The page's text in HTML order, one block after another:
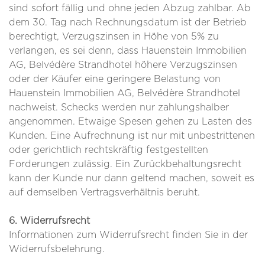
sind sofort fällig und ohne jeden Abzug zahlbar. Ab
dem 30. Tag nach Rechnungsdatum ist der Betrieb
berechtigt, Verzugszinsen in Höhe von 5% zu
verlangen, es sei denn, dass Hauenstein Immobilien
AG, Belvédère Strandhotel höhere Verzugszinsen
oder der Käufer eine geringere Belastung von
Hauenstein Immobilien AG, Belvédère Strandhotel
nachweist. Schecks werden nur zahlungshalber
angenommen. Etwaige Spesen gehen zu Lasten des
Kunden. Eine Aufrechnung ist nur mit unbestrittenen
oder gerichtlich rechtskräftig festgestellten
Forderungen zulässig. Ein Zurückbehaltungsrecht
kann der Kunde nur dann geltend machen, soweit es
auf demselben Vertragsverhältnis beruht.
6. Widerrufsrecht
Informationen zum Widerrufsrecht finden Sie in der
Widerrufsbelehrung.